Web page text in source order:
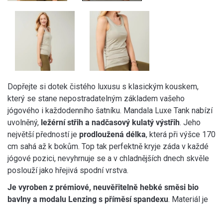
Dopřejte si dotek čistého luxusu s klasickým kouskem,
který se stane nepostradatelným základem vašeho
jógového i každodenního šatníku. Mandala Luxe Tank nabízí
uvolněný, ležérní střih a nadčasový kulatý výstřih. Jeho
největší předností je prodloužená délka, která při výšce 170
cm sahá až k bokům. Top tak perfektně kryje záda v každé
jógové pozici, nevyhrnuje se a v chladnějších dnech skvěle
poslouží jako hřejivá spodní vrstva.
Je vyroben z prémiové, neuvěřitelně hebké směsi bio
bavlny a modalu Lenzing s příměsí spandexu. Materiál je